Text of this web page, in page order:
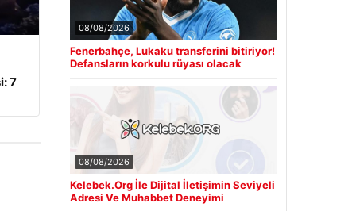
7
08/08/2026
Fenerbahçe, Lukaku transferini bitiriyor!
Defansların korkulu rüyası olacak
08/08/2026
Kelebek.Org İle Dijital İletişimin Seviyeli
Adresi Ve Muhabbet Deneyimi